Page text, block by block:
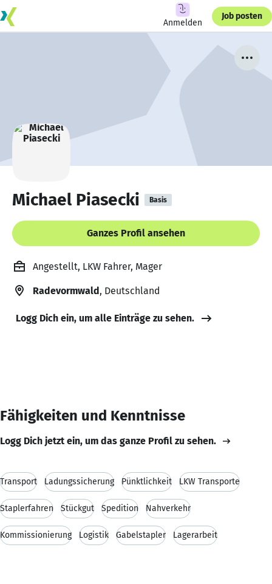
Anmelden
Job posten
Michael Piasecki Basis
Ganzes Profil ansehen
Angestellt, LKW Fahrer, Mager
Radevormwald, Deutschland
Logg Dich ein, um alle Einträge zu sehen.
Fähigkeiten und Kenntnisse
Logg Dich jetzt ein, um das ganze Profil zu sehen.
Transport Ladungssicherung Pünktlichkeit LKW Transporte
Staplerfahren Stückgut Spedition Nahverkehr
Kommissionierung Logistik Gabelstapler Lagerarbeit